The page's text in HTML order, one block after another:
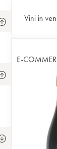
Vini in
E-